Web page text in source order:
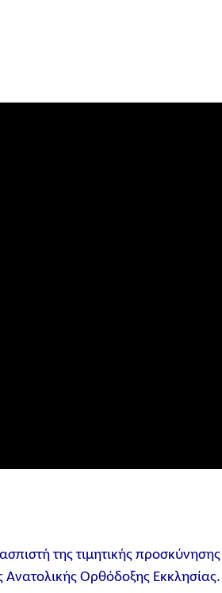
της τιμητικής προσκύνησης
Ορθόδοξης Εκκλησίας.